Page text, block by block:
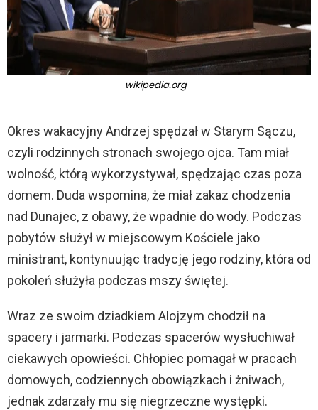
wikipedia.org
Okres wakacyjny Andrzej spędzał w Starym Sączu,
czyli rodzinnych stronach swojego ojca. Tam miał
wolność, którą wykorzystywał, spędzając czas poza
domem. Duda wspomina, że miał zakaz chodzenia
nad Dunajec, z obawy, że wpadnie do wody. Podczas
pobytów służył w miejscowym Kościele jako
ministrant, kontynuując tradycję jego rodziny, która od
pokoleń służyła podczas mszy świętej.
Wraz ze swoim dziadkiem Alojzym chodził na
spacery i jarmarki. Podczas spacerów wysłuchiwał
ciekawych opowieści. Chłopiec pomagał w pracach
domowych, codziennych obowiązkach i żniwach,
jednak zdarzały mu się niegrzeczne występki.